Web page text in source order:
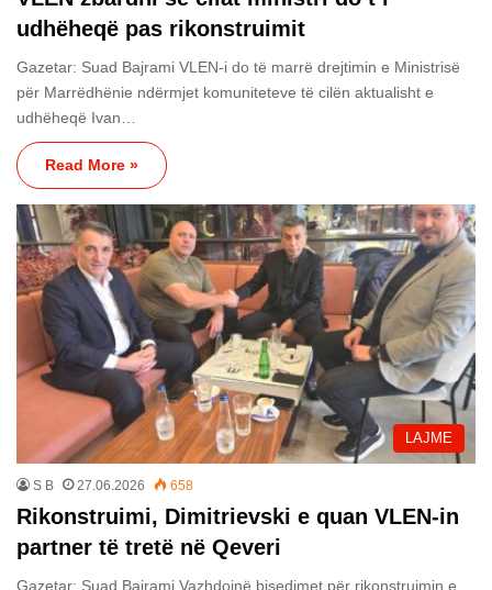
udhëheqë pas rikonstruimit
Gazetar: Suad Bajrami VLEN-i do të marrë drejtimin e Ministrisë
për Marrëdhënie ndërmjet komuniteteve të cilën aktualisht e
udhëheqë Ivan…
Read More »
LAJME
S B 27.06.2026 658
Rikonstruimi, Dimitrievski e quan VLEN-in
partner të tretë në Qeveri
Gazetar: Suad Bajrami Vazhdojnë bisedimet për rikonstruimin e